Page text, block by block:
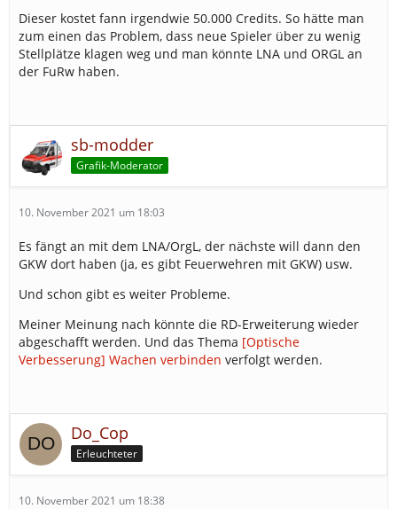
Dieser kostet fann irgendwie 50.000 Credits. So hätte man
zum einen das Problem, dass neue Spieler über zu wenig
Stellplätze klagen weg und man könnte LNA und ORGL an
der FuRw haben.
sb-modder
Grafik-Moderator
10. November 2021 um 18:03
Es fängt an mit dem LNA/OrgL, der nächste will dann den
GKW dort haben (ja, es gibt Feuerwehren mit GKW) usw.
Und schon gibt es weiter Probleme.
Meiner Meinung nach könnte die RD-Erweiterung wieder
abgeschafft werden. Und das Thema [Optische
Verbesserung] Wachen verbinden verfolgt werden.
Do_Cop
Erleuchteter
10. November 2021 um 18:38